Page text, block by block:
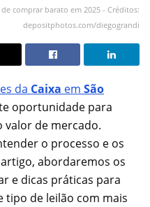
comprar barato em 2025 - Créditos:
depositphotos.com/diegograndi
da Caixa em São
oportunidade para
de mercado.
o processo e os
abordaremos os
e dicas práticas para
tipo de leilão com mais